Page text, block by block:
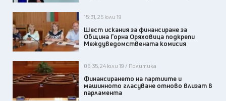
15:31, 25 юли 19
Шест искания за финансиране за
Община Горна Оряховица подкрепи
Междуведомствената комисия
06:35, 24 юли 19 / Политика
Финансирането на партиите и
машинното гласуване отново влизат в
парламента